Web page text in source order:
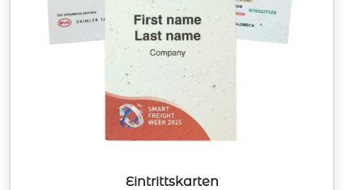
Eintrittskarten